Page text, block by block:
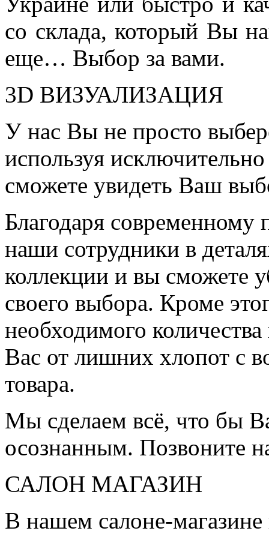
со склада, который Вы
еще… Выбор за вами.
3D ВИЗУАЛИЗАЦИЯ
У нас Вы не просто
используя
сможете увидеть Ваш
Благодаря
наши сотрудники в
коллекции и вы сможете
своего выбора. Кроме
необходимого
Вас от лишних хлопот с
товара.
Мы сделаем всё, что бы
осознанным. Позвоните
САЛОН МАГАЗИН
В нашем салоне-